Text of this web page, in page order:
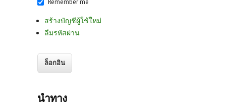
Remember me
สร้างบัญชีผู้ใช้ใหม่
ลืมรหัสผ่าน
นำทาง